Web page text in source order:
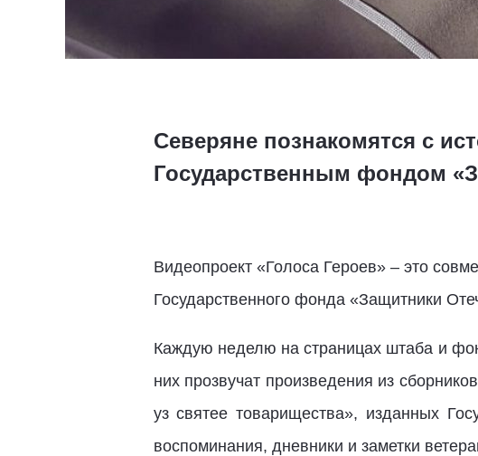
Северяне познакомятся с
Государственным фондом
Видеопроект «Голоса Героев» – это
Государственного фонда «Защитники
Каждую неделю на страницах штаба и
них прозвучат произведения из
уз святее товарищества», изданных
воспоминания, дневники и заметки